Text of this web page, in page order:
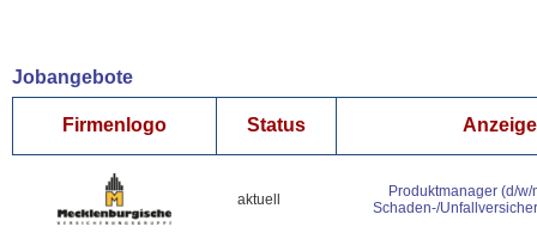
Jobangebote
Firmenlogo Status
aktuell
Produktmanager (d/w/
Schaden-/